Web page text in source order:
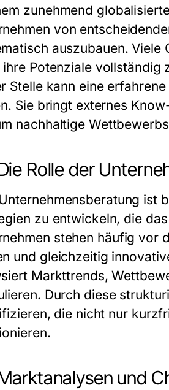
zunehmend
von
auszubauen. Viele
ihre Potenziale vollständig
Stelle kann eine erfahrene
Sie bringt externes
nachhaltige
Rolle der
ist
zu entwickeln, die
stehen häufig vor
und gleichzeitig
Markttrends,
Durch diese
die nicht nur
und